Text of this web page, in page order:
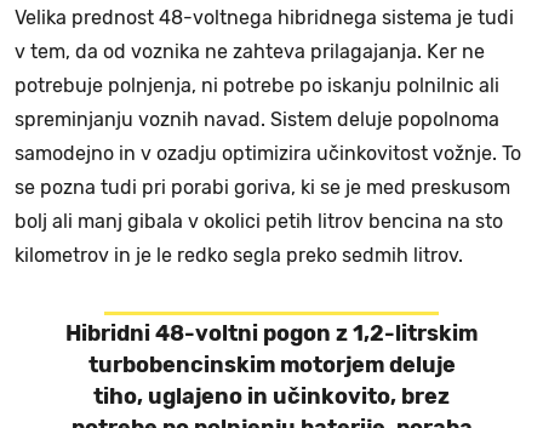
Velika prednost 48-voltnega hibridnega sistema je tudi
v tem, da od voznika ne zahteva prilagajanja. Ker ne
potrebuje polnjenja, ni potrebe po iskanju polnilnic ali
spreminjanju voznih navad. Sistem deluje popolnoma
samodejno in v ozadju optimizira učinkovitost vožnje. To
se pozna tudi pri porabi goriva, ki se je med preskusom
bolj ali manj gibala v okolici petih litrov bencina na sto
kilometrov in je le redko segla preko sedmih litrov.
Hibridni 48-voltni pogon z 1,2-litrskim
turbobencinskim motorjem deluje
tiho, uglajeno in učinkovito, brez